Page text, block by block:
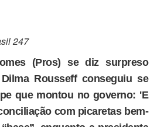
247
(Pros) se diz surpreso
Rousseff conseguiu se
que montou no governo: 'E
com picaretas bem-